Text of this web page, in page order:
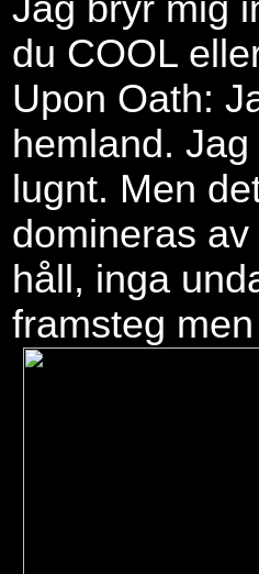
Jag bryr mig
du COOL
Upon Oath:
hemland.
lugnt. Men
domineras
håll, inga
framsteg